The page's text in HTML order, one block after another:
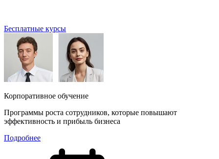
Бесплатные курсы
Корпоративное обучение
Программы роста сотрудников, которые повышают
эффективность и прибыль бизнеса
Подробнее